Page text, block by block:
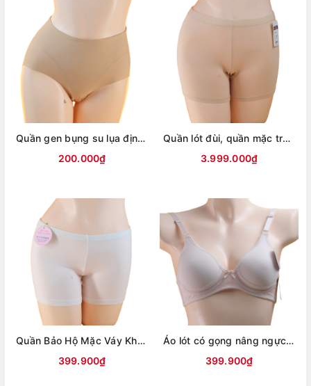
Quần gen bụng su lụa định hình chống cuộn, không lộ viền- GEN2XL
200.000₫
Quần lót đùi, quần mặc trong váy thông hơi siêu mát G904
3.999.000₫
Quần Bảo Hộ Mặc Váy Không Lộ Viền Mềm Mát Lạnh Co Giãn Thoải Mái -303
399.900₫
Áo lót có gọng nâng ngực hoàn hảo mút đệm vừa- 1659
399.900₫